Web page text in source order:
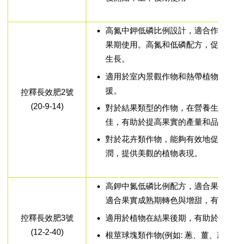
控釋長效肥2號
(20-9-14)
高氮中鉀低磷比例設計，適合作
果期使用。高氮和低磷配方，促
生長。
適用於室內景觀作物和熱帶植物
援。
對於結果類型的作物，在營養生
佳，有助於提高果實的產量和品
對於花卉類作物，能夠有效地促
潤，提供美觀的植物表現。
控釋長效肥3號
(12-2-40)
高鉀中氮低磷比例配方，適合果
適合果實成熟期轉色與增甜，有
適用於植物在結果後期，有助於
根莖球塊類作物(例如: 蔥、薑、